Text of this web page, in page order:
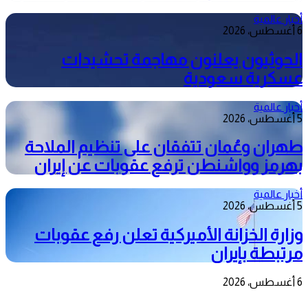
أخبار عالمية
6 أغسطس، 2026
الحوثيون يعلنون مهاجمة تحشيدات
عسكرية سعودية
أخبار عالمية
5 أغسطس، 2026
طهران وعُمان تتفقان على تنظيم الملاحة
بهرمز وواشنطن ترفع عقوبات عن إيران
أخبار عالمية
5 أغسطس، 2026
وزارة الخزانة الأميركية تعلن رفع عقوبات
مرتبطة بإيران
6 أغسطس، 2026